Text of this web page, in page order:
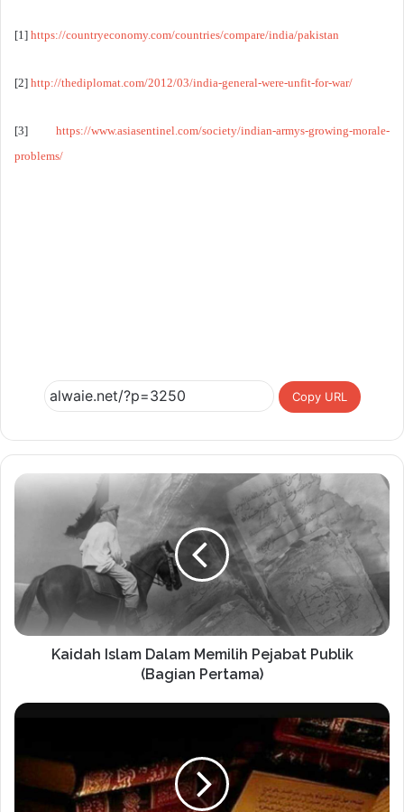
[1] https://countryeconomy.com/countries/compare/india/pakistan
[2] http://thediplomat.com/2012/03/india-general-were-unfit-for-war/
[3] https://www.asiasentinel.com/society/indian-armys-growing-morale-
problems/
Copy URL
Kaidah Islam Dalam Memilih Pejabat Publik
(Bagian Pertama)